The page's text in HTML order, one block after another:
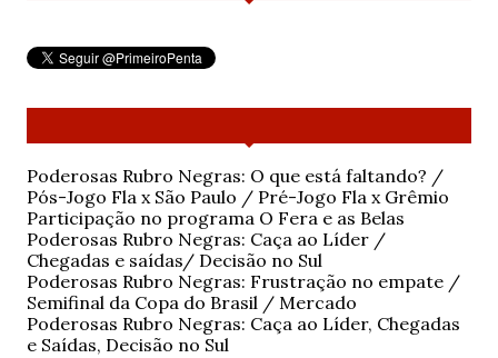
Poderosas Rubro Negras: O que está faltando? /
Pós-Jogo Fla x São Paulo / Pré-Jogo Fla x Grêmio
Participação no programa O Fera e as Belas
Poderosas Rubro Negras: Caça ao Líder /
Chegadas e saídas/ Decisão no Sul
Poderosas Rubro Negras: Frustração no empate /
Semifinal da Copa do Brasil / Mercado
Poderosas Rubro Negras: Caça ao Líder, Chegadas
e Saídas, Decisão no Sul